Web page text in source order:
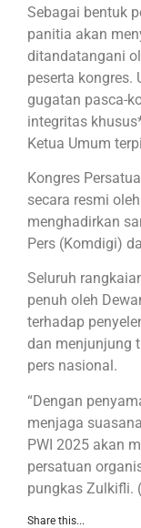
Sebagai bentuk
panitia akan
ditandatangani
peserta kongres.
gugatan pasca-
integritas
Ketua Umum
Kongres
secara resmi
menghadirkan
Pers (Komdigi)
Seluruh
penuh oleh
terhadap
dan menjunjung
pers nasional.
“Dengan
menjaga
PWI 2025 akan
persatuan
pungkas Zulkifli.
Share this...